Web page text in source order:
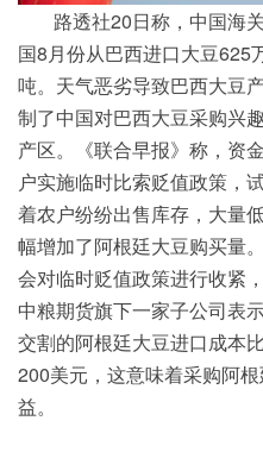
路透社20日称，中国海
国8月份从巴西进口大豆625
吨。天气恶劣导致巴西大豆
制了中国对巴西大豆采购兴
产区。《联合早报》称，资
户实施临时比索贬值政策，
着农户纷纷出售库存，大量
幅增加了阿根廷大豆购买量
会对临时贬值政策进行收紧
中粮期货旗下一家子公司表
交割的阿根廷大豆进口成本
200美元，这意味着采购阿
益。